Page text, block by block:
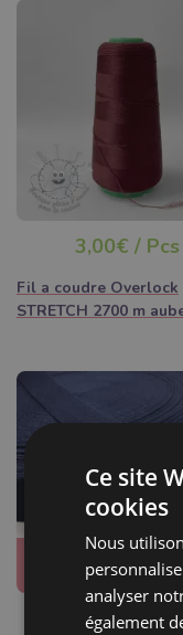
3,00€ / Pcs
Fil a coudre Overlock
STRETCH 2700 m
Très demandé
Le produit se
jours
1,80€ / m
Ce site
cookies
Nous
analyser
également